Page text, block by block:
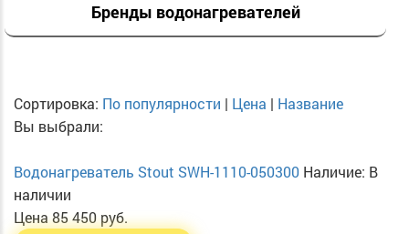
Бренды водонагревателей
Сортировка: По популярности | Цена | Название
Вы выбрали:
Водонагреватель Stout SWH-1110-050300 Наличие: В
наличии
Цена85 450 руб.